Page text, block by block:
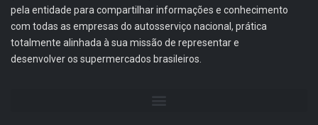
pela entidade para compartilhar informações e conhecimento
com todas as empresas do autosserviço nacional, prática
totalmente alinhada à sua missão de representar e
desenvolver os supermercados brasileiros.